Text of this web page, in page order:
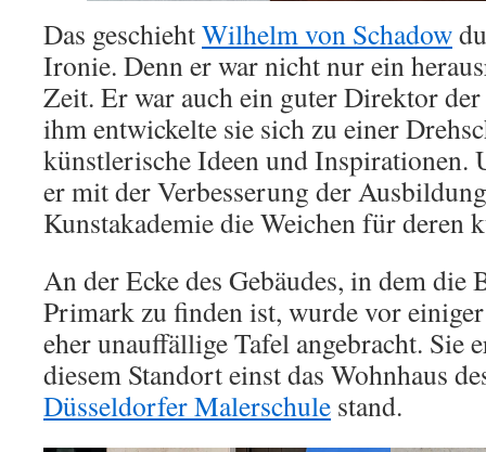
Das geschiehtWilhelm von Schadow
Ironie. Denn er war nicht nur ein
Zeit. Er war auch ein guter Direktor
ihm entwickelte sie sich zu einer
künstlerische Ideen und Inspirationen.
er mit der Verbesserung der
Kunstakademie die Weichen für deren
An der Ecke des Gebäudes, in dem
Primark zu finden ist, wurde vor
eher unauffällige Tafel angebracht. Sie
diesem Standort einst das Wohnhaus
Düsseldorfer Malerschule stand.